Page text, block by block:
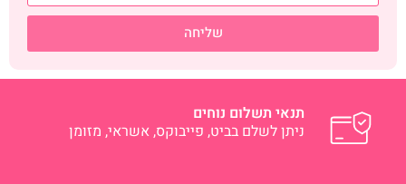
שליחה
תנאי תשלום נוחים
ניתן לשלם בביט, פייבוקס, אשראי, מזומן